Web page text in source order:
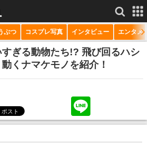
もっと見る
ぶつ コスプレ写真 インタビュー エンタメ
ぎる動物たち!? 飛び回るハシ
くナマケモノを紹介！